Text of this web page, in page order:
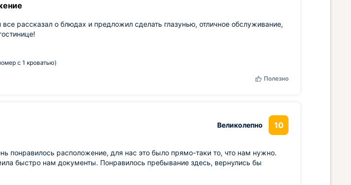
рассказал о блюдах и предложил сделать глазунью, отличное обслуживание,
с 1 кроватью)
Полезно
Великолепно 10
понравилось расположение, для нас это было прямо-таки то, что нам нужно.
быстро нам документы. Понравилось пребывание здесь, вернулись бы